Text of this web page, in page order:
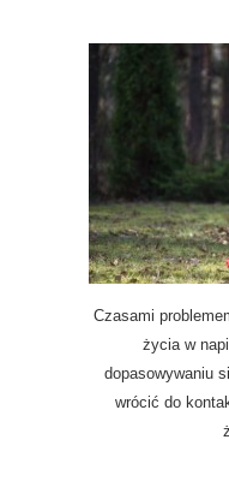
Czasami
życia w
dopasowywaniu
wrócić do